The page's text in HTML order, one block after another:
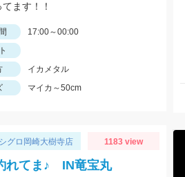
ます！！
17:00～00:00
イカメタル
マイカ～50cm
グロ岡崎大樹寺店 1183 view
れてま♪ IN竜宝丸